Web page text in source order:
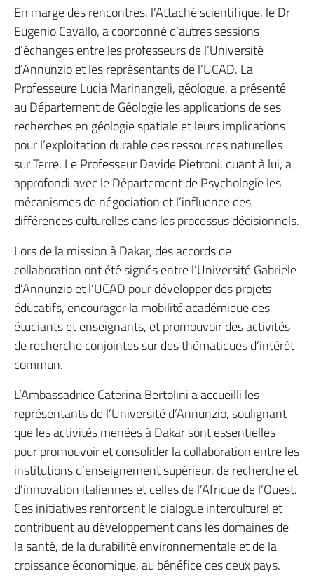
En marge des rencontres, l’Attaché scientifique, le Dr
Eugenio Cavallo, a coordonné d’autres sessions
d’échanges entre les professeurs de l’Université
d’Annunzio et les représentants de l’UCAD. La
Professeure Lucia Marinangeli, géologue, a présenté
au Département de Géologie les applications de ses
recherches en géologie spatiale et leurs implications
pour l’exploitation durable des ressources naturelles
sur Terre. Le Professeur Davide Pietroni, quant à lui, a
approfondi avec le Département de Psychologie les
mécanismes de négociation et l’influence des
différences culturelles dans les processus décisionnels.
Lors de la mission à Dakar, des accords de
collaboration ont été signés entre l’Université Gabriele
d’Annunzio et l’UCAD pour développer des projets
éducatifs, encourager la mobilité académique des
étudiants et enseignants, et promouvoir des activités
de recherche conjointes sur des thématiques d’intérêt
commun.
L’Ambassadrice Caterina Bertolini a accueilli les
représentants de l’Université d’Annunzio, soulignant
que les activités menées à Dakar sont essentielles
pour promouvoir et consolider la collaboration entre les
institutions d’enseignement supérieur, de recherche et
d’innovation italiennes et celles de l’Afrique de l’Ouest.
Ces initiatives renforcent le dialogue interculturel et
contribuent au développement dans les domaines de
la santé, de la durabilité environnementale et de la
croissance économique, au bénéfice des deux pays.